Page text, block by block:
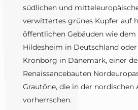
südlichen und
verwittertes grünes Kupfer auf
öffentlichen Gebäuden wie
Hildesheim in Deutschland
Kronborg in Dänemark, einer
Renaissancebauten
Grautöne, die in der nordischen
vorherrschen.